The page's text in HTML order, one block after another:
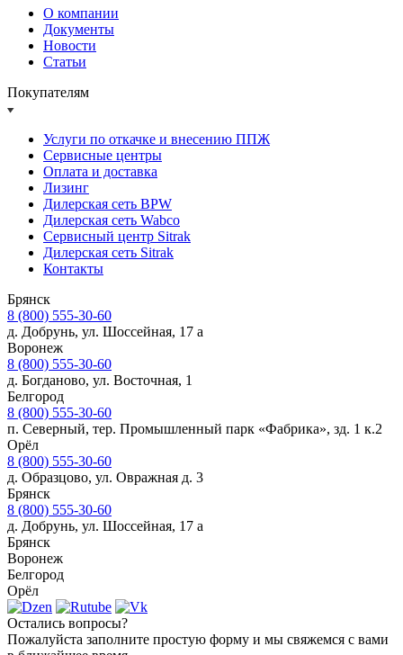
О компании
Документы
Новости
Статьи
Покупателям
Услуги по откачке и внесению ППЖ
Сервисные центры
Оплата и доставка
Лизинг
Дилерская сеть BPW
Дилерская сеть Wabco
Сервисный центр Sitrak
Дилерская сеть Sitrak
Контакты
Брянск
8 (800) 555-30-60
д. Добрунь, ул. Шоссейная, 17 а
Воронеж
8 (800) 555-30-60
д. Богданово, ул. Восточная, 1
Белгород
8 (800) 555-30-60
п. Северный, тер. Промышленный парк «Фабрика», зд. 1 к.2
Орёл
8 (800) 555-30-60
д. Образцово, ул. Овражная д. 3
Брянск
8 (800) 555-30-60
д. Добрунь, ул. Шоссейная, 17 а
Брянск
Воронеж
Белгород
Орёл
Остались вопросы?
Пожалуйста заполните простую форму и мы свяжемся с вами